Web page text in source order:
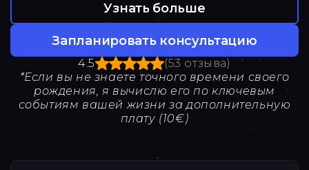
Узнать больше
Запланировать консультацию
4.5
(53 отзыва)
*Если вы не знаете точного времени своего
рождения, я вычислю его по ключевым
событиям вашей жизни за дополнительную
плату (10€)